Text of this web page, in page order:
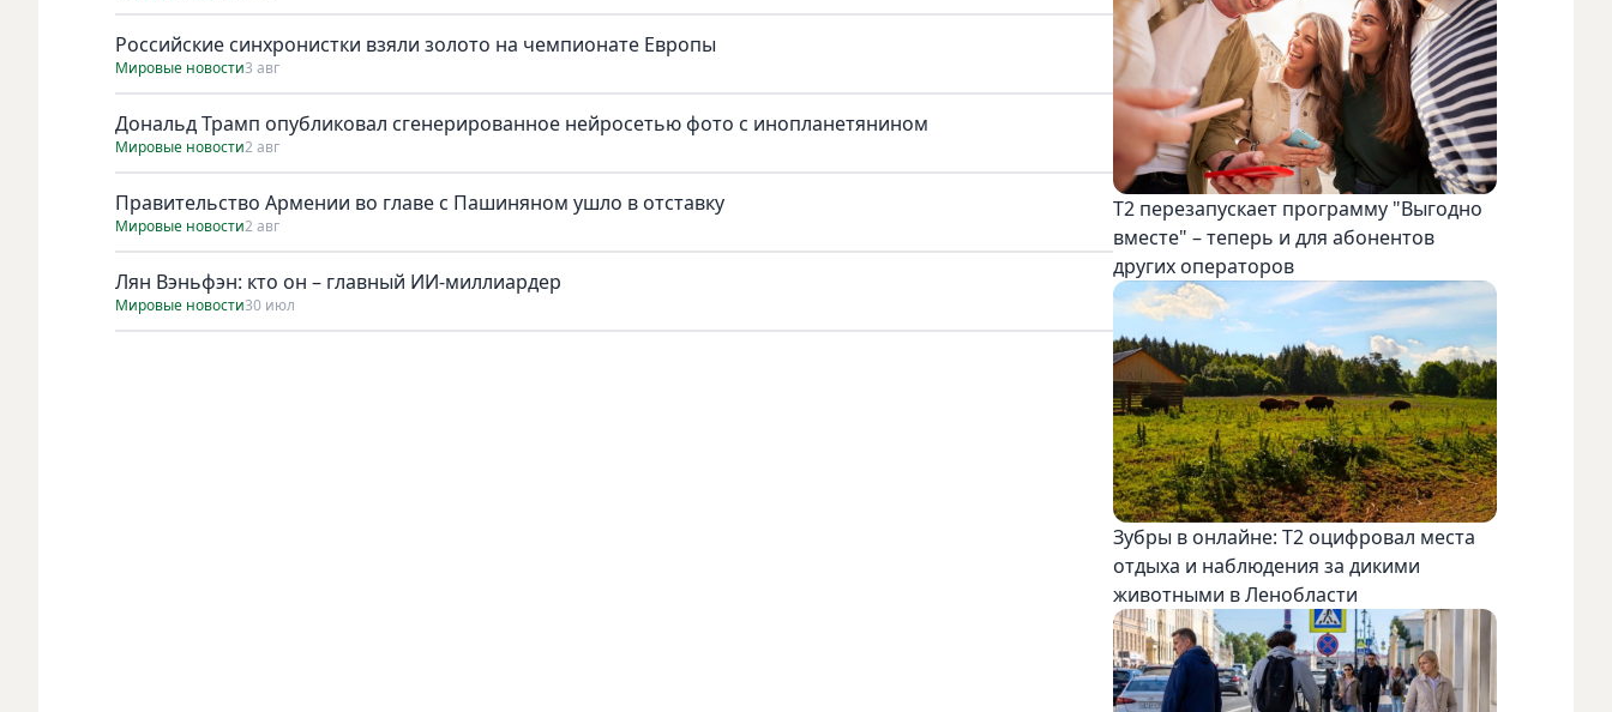
Российские синхронистки взяли золото на чемпионате Европы
Мировые новости3 авг
Дональд Трамп опубликовал сгенерированное нейросетью фото с инопланетянином
Мировые новости2 авг
Правительство Армении во главе с Пашиняном ушло в отставку
Мировые новости2 авг
Лян Вэньфэн: кто он – главный ИИ-миллиардер
Мировые новости30 июл
Т2 перезапускает программу "Выгодно
вместе" – теперь и для абонентов
других операторов
Зубры в онлайне: Т2 оцифровал места
отдыха и наблюдения за дикими
животными в Ленобласти